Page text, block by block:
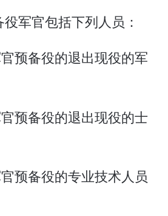
军官包括下列人员：
官预备役的退出现役的军
官预备役的退出现役的士
官预备役的专业技术人员